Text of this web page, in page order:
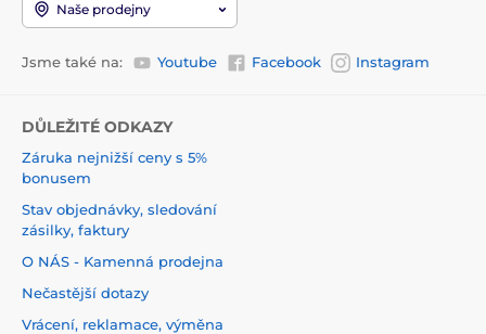
Naše prodejny
Jsme také na: Youtube Facebook Instagram
DŮLEŽITÉ ODKAZY
Záruka nejnižší ceny s 5%
bonusem
Stav objednávky, sledování
zásilky, faktury
O NÁS - Kamenná prodejna
Nečastější dotazy
Vrácení, reklamace, výměna